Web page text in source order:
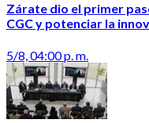
Zárate dio el primer
CGC y potenciar la
5/8, 04:00 p. m.